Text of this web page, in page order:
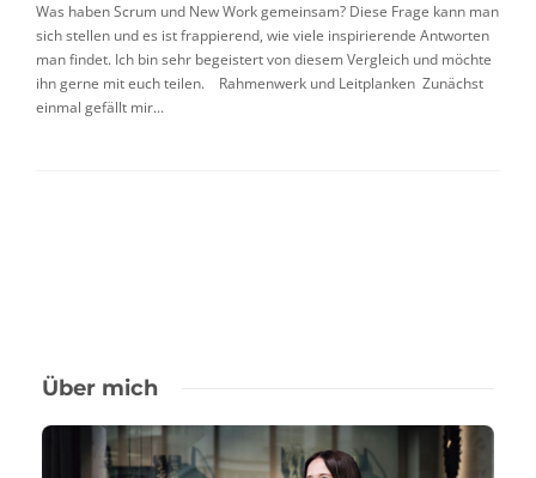
Was haben Scrum und New Work gemeinsam? Diese Frage kann man
sich stellen und es ist frappierend, wie viele inspirierende Antworten
man findet. Ich bin sehr begeistert von diesem Vergleich und möchte
ihn gerne mit euch teilen. Rahmenwerk und Leitplanken Zunächst
einmal gefällt mir...
Über mich